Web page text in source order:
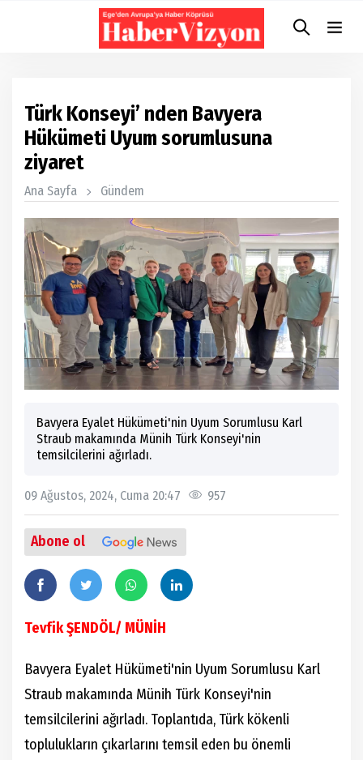
Türk Konseyi’ nden Bavyera
Hükümeti Uyum sorumlusuna
ziyaret
Ana Sayfa Gündem
Bavyera Eyalet Hükümeti'nin Uyum Sorumlusu Karl
Straub makamında Münih Türk Konseyi'nin
temsilcilerini ağırladı.
09 Ağustos, 2024, Cuma 20:47 957
Abone ol
Tevfik ŞENDÖL/ MÜNİH
Bavyera Eyalet Hükümeti'nin Uyum Sorumlusu Karl
Straub makamında Münih Türk Konseyi'nin
temsilcilerini ağırladı. Toplantıda, Türk kökenli
toplulukların çıkarlarını temsil eden bu önemli